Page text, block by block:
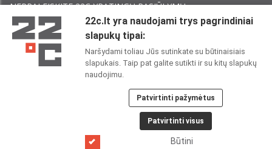
NEPRALEISKITE 22С YPATINGŲ PASIŪLYMŲ:
Perskaičiau ir sutinku su 22CPrivatumo politika
22C SOCIALINIUOSE TINKLUOSE:
22c.lt yra naudojami trys pagrindiniai
slapukų tipai:
Naršydami toliau Jūs sutinkate su būtinaisiais
slapukais. Taip pat galite sutikti ir su kitų slapukų
naudojimu.
Patvirtinti pažymėtus
Patvirtinti visus
Būtini